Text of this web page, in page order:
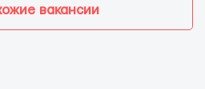
вакансии